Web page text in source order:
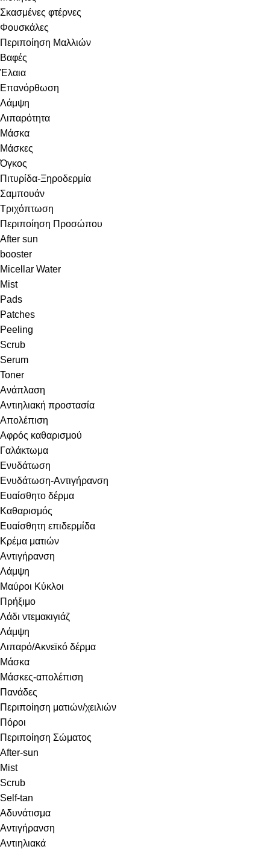
Σκασμένες φτέρνες
Φουσκάλες
Περιποίηση Μαλλιών
Βαφές
Έλαια
Επανόρθωση
Λάμψη
Λιπαρότητα
Μάσκα
Μάσκες
Όγκος
Πιτυρίδα-Ξηροδερμία
Σαμπουάν
Τριχόπτωση
Περιποίηση Προσώπου
After sun
booster
Micellar Water
Mist
Pads
Patches
Peeling
Scrub
Serum
Toner
Ανάπλαση
Αντιηλιακή προστασία
Απολέπιση
Αφρός καθαρισμού
Γαλάκτωμα
Ενυδάτωση
Ενυδάτωση-Αντιγήρανση
Ευαίσθητο δέρμα
Καθαρισμός
Ευαίσθητη επιδερμίδα
Κρέμα ματιών
Αντιγήρανση
Λάμψη
Μαύροι Κύκλοι
Πρήξιμο
Λάδι ντεμακιγιάζ
Λάμψη
Λιπαρό/Ακνεϊκό δέρμα
Μάσκα
Μάσκες-απολέπιση
Πανάδες
Περιποίηση ματιών/χειλιών
Πόροι
Περιποίηση Σώματος
After-sun
Mist
Scrub
Self-tan
Αδυνάτισμα
Αντιγήρανση
Αντιηλιακά